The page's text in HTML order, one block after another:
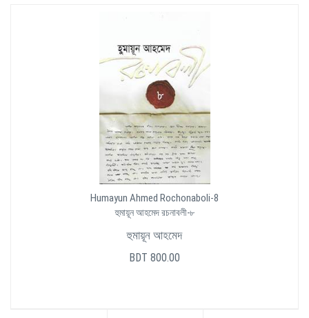
Humayun Ahmed Rochonaboli-8
হুমায়ূন আহমেদ রচনাবলী-৮
হুমায়ূন আহমেদ
BDT 800.00